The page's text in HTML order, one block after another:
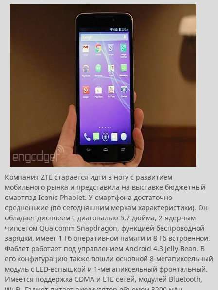
Компания ZTE старается идти в ногу с развитием
мобильного рынка и представила на выставке бюджетный
смартпэд Iconic Phablet. У смартфона достаточно
средненькие (по сегодняшним меркам характеристики). Он
обладает дисплеем с диагональю 5,7 дюйма, 2-ядерным
чипсетом Qualcomm Snapdragon, функцией беспроводной
зарядки, имеет 1 Гб оперативной памяти и 8 Гб встроенной.
Фаблет работает под управлением Android 4.3 Jelly Bean. В
его конфигурацию также вошли основной 8-мегапиксельный
модуль с LED-вспышкой и 1-мегапиксельный фронтальный.
Имеется поддержка CDMA и LTE сетей, модулей Bluetooth,